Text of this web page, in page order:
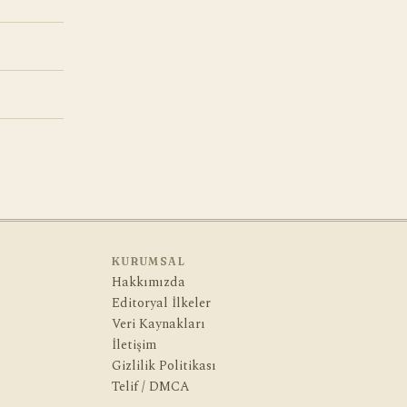
KURUMSAL
Hakkımızda
Editoryal İlkeler
Veri Kaynakları
İletişim
Gizlilik Politikası
Telif / DMCA